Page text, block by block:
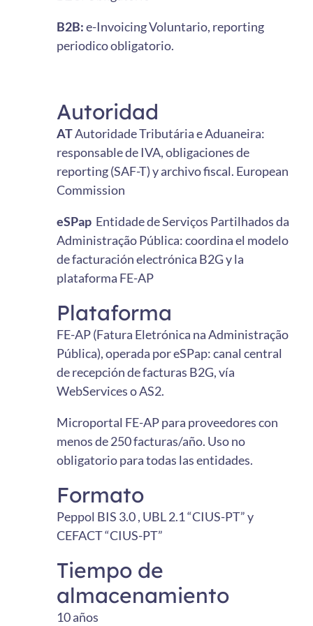
B2B:e-Invoicing Voluntario, reporting
periodico obligatorio.
Autoridad
ATAutoridade Tributária e Aduaneira:
responsable de IVA, obligaciones de
reporting (SAF-T) y archivo fiscal. European
Commission
eSPap Entidade de Serviços Partilhados da
Administração Pública: coordina el modelo
de facturación electrónica B2G y la
plataforma FE-AP
Plataforma
FE-AP (Fatura Eletrónica na Administração
Pública), operada por eSPap: canal central
de recepción de facturas B2G, vía
WebServices o AS2.
Microportal FE-AP para proveedores con
menos de 250 facturas/año. Uso no
obligatorio para todas las entidades.
Formato
Peppol BIS 3.0 , UBL 2.1 “CIUS-PT” y
CEFACT “CIUS-PT”
Tiempo de
almacenamiento
10 años